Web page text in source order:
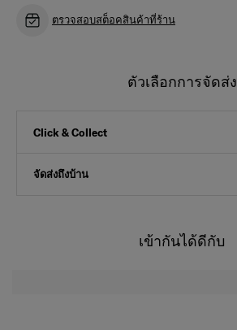
ตรวจสอบสต็อคสินค้าที่ร้าน
ตัวเลือกการจัดส่ง
Click & Collect
จัดส่งถึงบ้าน
เข้ากันได้ดีกับ